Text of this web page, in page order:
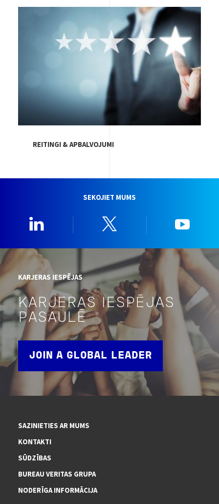
REITINGI & APBALVOJUMI
SEKOJIET MUMS
KARJERAS IESPĒJAS
KARJERAS IESPĒJAS
PASAULĒ
JOIN A GLOBAL LEADER
SAZINIETIES AR MUMS
KONTAKTI
SŪDZĪBAS
BUREAU VERITAS GRUPA
NODERĪGA INFORMĀCIJA